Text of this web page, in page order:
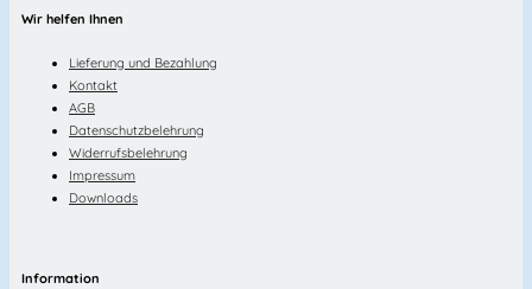
Wir helfen Ihnen
Lieferung und Bezahlung
Kontakt
AGB
Datenschutzbelehrung
Widerrufsbelehrung
Impressum
Downloads
Information